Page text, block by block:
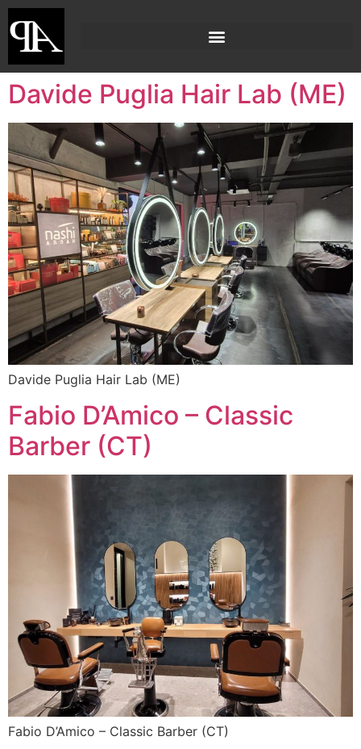
Davide Puglia Hair Lab (ME)
Davide Puglia Hair Lab (ME)
Fabio D’Amico – Classic
Barber (CT)
Fabio D’Amico – Classic Barber (CT)